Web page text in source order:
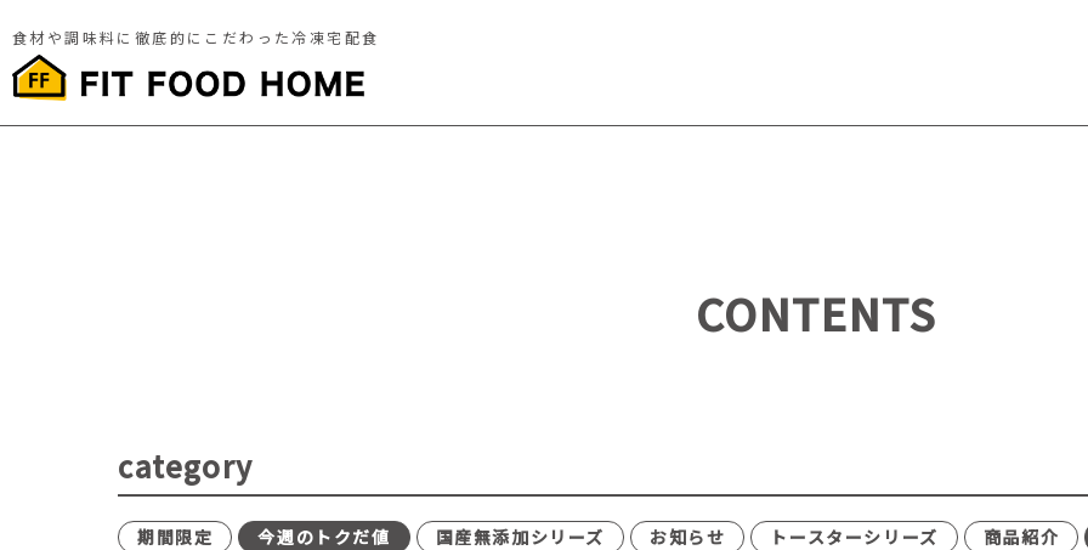
食材や調味料に徹底的にこだわった冷凍宅配食
CONTENTS
category
期間限定 今週のトクだ値 国産無添加シリーズ お知らせ トースターシリーズ 商品紹介